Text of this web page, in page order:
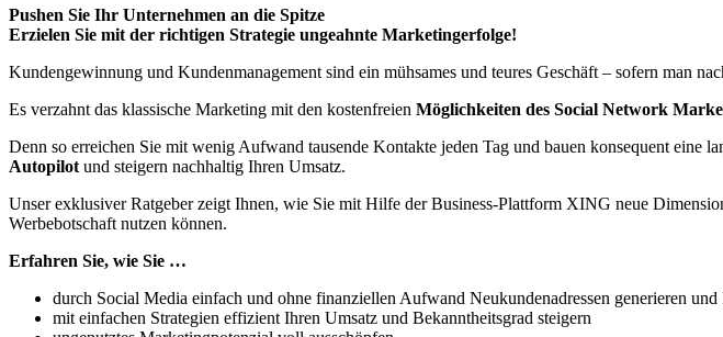
Pushen Sie Ihr Unternehmen an die Spitze
Erzielen Sie mit der richtigen Strategie ungeahnte Marketingerfolge!
Kundengewinnung und Kundenmanagement sind ein mühsames und teures Geschäft – sofern man
Es verzahnt das klassische Marketing mit den kostenfreien Möglichkeiten des Social Network
Denn so erreichen Sie mit wenig Aufwand tausende Kontakte jeden Tag und bauen konsequent eine
Autopilot und steigern nachhaltig Ihren Umsatz.
Unser exklusiver Ratgeber zeigt Ihnen, wie Sie mit Hilfe der Business-Plattform XING neue
Werbebotschaft nutzen können.
Erfahren Sie, wie Sie …
durch Social Media einfach und ohne finanziellen Aufwand Neukundenadressen generieren
mit einfachen Strategien effizient Ihren Umsatz und Bekanntheitsgrad steigern